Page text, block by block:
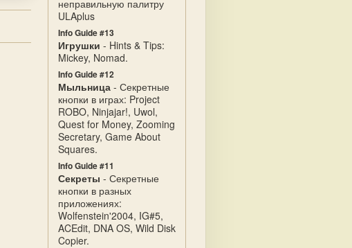
неправильную палитру
ULAplus
Info Guide #13
Игрушки - Hints & Tips:
Mickey, Nomad.
Info Guide #12
Мыльница - Секретные
кнопки в играх: Project
ROBO, Ninjajar!, Uwol,
Quest for Money, Zooming
Secretary, Game About
Squares.
Info Guide #11
Секреты - Секретные
кнопки в разных
приложениях:
Wolfenstein'2004, IG#5,
ACEdit, DNA OS, Wild Disk
Copier.